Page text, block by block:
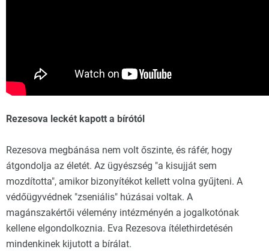
Rezesova leckét kapott a bírótól
Rezesova megbánása nem volt őszinte, és ráfér, hogy
átgondolja az életét. Az ügyészség "a kisujját sem
mozdította", amikor bizonyítékot kellett volna gyűjteni. A
védőügyvédnek "zseniális" húzásai voltak. A
magánszakértői vélemény intézményén a jogalkotónak
kellene elgondolkoznia. Eva Rezesova ítélethirdetésén
mindenkinek kijutott a bírálat.